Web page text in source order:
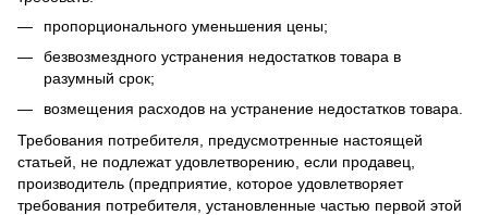
пропорционального уменьшения цены;
безвозмездного устранения недостатков товара в
разумный срок;
возмещения расходов на устранение недостатков товара.
Требования потребителя, предусмотренные настоящей
статьей, не подлежат удовлетворению, если продавец,
производитель (предприятие, которое удовлетворяет
требования потребителя, установленные частью первой этой